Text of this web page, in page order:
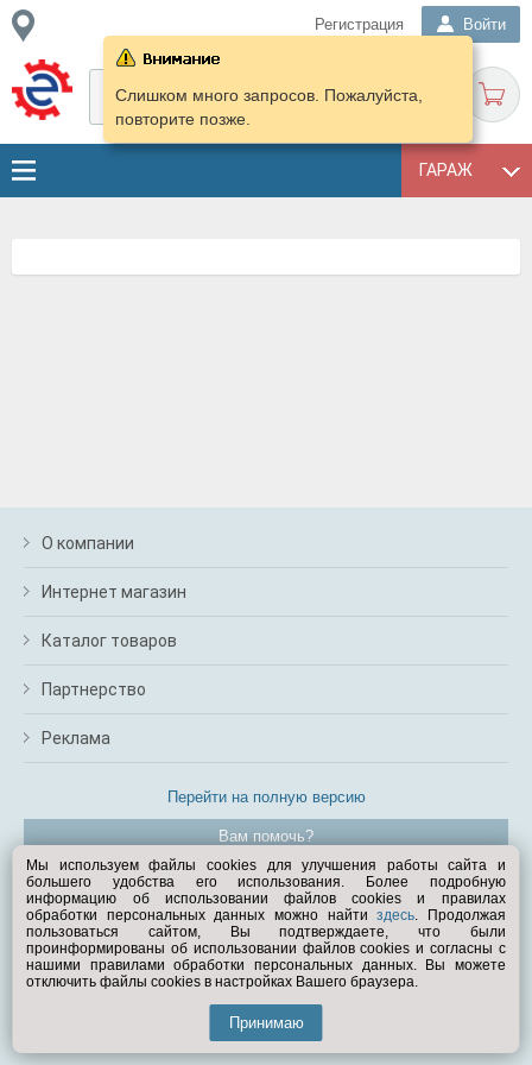
Регистрация Войти
ГАРАЖ
Слишком много запросов. Пожалуйста,
повторите позже.
О компании
Интернет магазин
Каталог товаров
Партнерство
Реклама
Перейти на полную версию
Вам помочь?
© Exist.ru 1998—2026
Мы используем файлы cookies для улучшения работы сайта и
большего удобства его использования. Более подробную
информацию об использовании файлов cookies и правилах
обработки персональных данных можно найтиздесь. Продолжая
пользоваться сайтом, Вы подтверждаете, что были
проинформированы об использовании файлов cookies и согласны с
нашими правилами обработки персональных данных. Вы можете
отключить файлы cookies в настройках Вашего браузера.
Принимаю